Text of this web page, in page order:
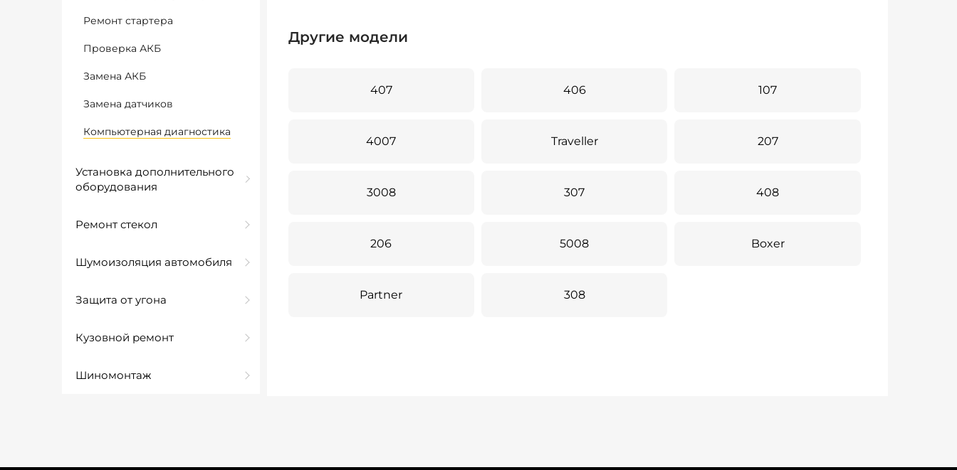
Ремонт стартера
Проверка АКБ
Замена АКБ
Замена датчиков
Компьютерная диагностика
Установка дополнительного
оборудования
Ремонт стекол
Шумоизоляция автомобиля
Защита от угона
Кузовной ремонт
Шиномонтаж
Другие модели
407 406 107
4007 Traveller 207
3008 307 408
206 5008 Boxer
Partner 308